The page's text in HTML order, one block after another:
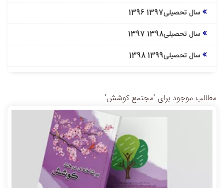
سال تحصیلی1397 1396
سال تحصیلی1398 1397
سال تحصیلی1399 1398
مطالب موجود برای 'مجتمع کوشش'